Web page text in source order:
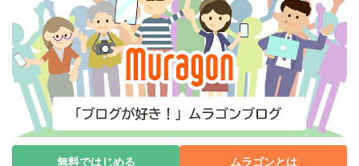
無料ではじめる ムラゴンとは